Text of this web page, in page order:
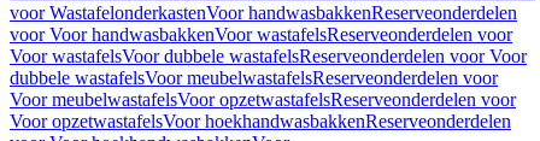
voor WastafelonderkastenVoor handwasbakkenReserveonderdelen
voor Voor handwasbakkenVoor wastafelsReserveonderdelen voor
Voor wastafelsVoor dubbele wastafelsReserveonderdelen voor Voor
dubbele wastafelsVoor meubelwastafelsReserveonderdelen voor
Voor meubelwastafelsVoor opzetwastafelsReserveonderdelen voor
Voor opzetwastafelsVoor hoekhandwasbakkenReserveonderdelen